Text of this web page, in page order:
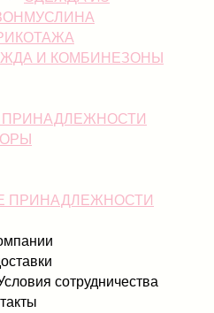
МУСЛИНА
И КОМБИНЕЗОНЫ
ПРИНАДЛЕЖНОСТИ
сотрудничества